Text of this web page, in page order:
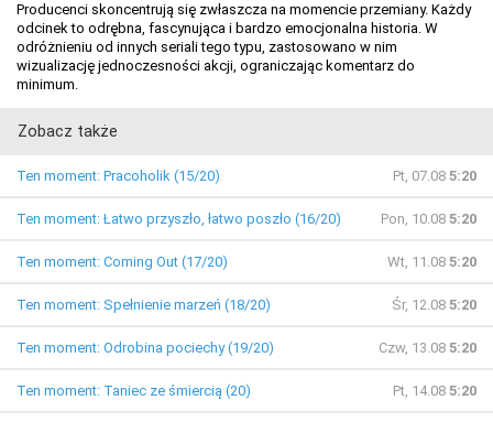
Producenci skoncentrują się zwłaszcza na momencie przemiany. Każdy
odcinek to odrębna, fascynująca i bardzo emocjonalna historia. W
odróżnieniu od innych seriali tego typu, zastosowano w nim
wizualizację jednoczesności akcji, ograniczając komentarz do
minimum.
Zobacz także
Ten moment: Pracoholik (15/20) Pt, 07.08 5:20
Ten moment: Łatwo przyszło, łatwo poszło (16/20) Pon, 10.08 5:20
Ten moment: Coming Out (17/20) Wt, 11.08 5:20
Ten moment: Spełnienie marzeń (18/20) Śr, 12.08 5:20
Ten moment: Odrobina pociechy (19/20) Czw, 13.08 5:20
Ten moment: Taniec ze śmiercią (20) Pt, 14.08 5:20